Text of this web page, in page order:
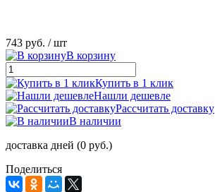
743 руб. / шт
В корзину
Купить в 1 клик
Нашли дешевле
Рассчитать доставку
В наличии
доставка дней (0 руб.)
Поделиться